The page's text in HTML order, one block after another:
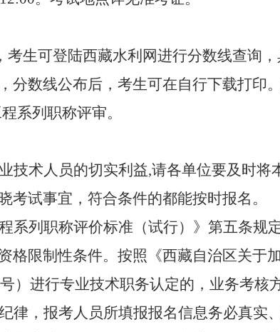
考生可登陆西藏水利网进行分数线查询
分数线公布后，考生可在自行下载打印
系列职称评审。
技术人员的切实利益,请各单位要及时
试事宜，符合条件的都能按时报名。
系列职称评价标准（试行）》第五条规
格限制性条件。按照《西藏自治区关于
号）进行专业技术职务认定的，业务考核
律，报考人员所填报报名信息务必真实